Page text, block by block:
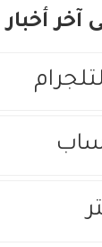
أخبار